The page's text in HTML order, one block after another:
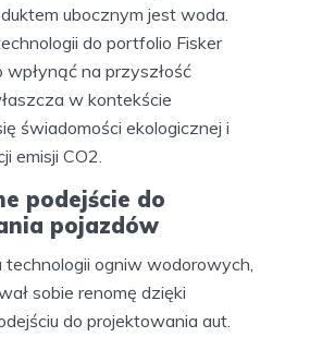
ubocznym jest woda.
do portfolio Fisker
na przyszłość
w kontekście
świadomości ekologicznej i
emisji CO2.
podejście do
pojazdów
technologii ogniw wodorowych,
sobie renomę dzięki
do projektowania aut.